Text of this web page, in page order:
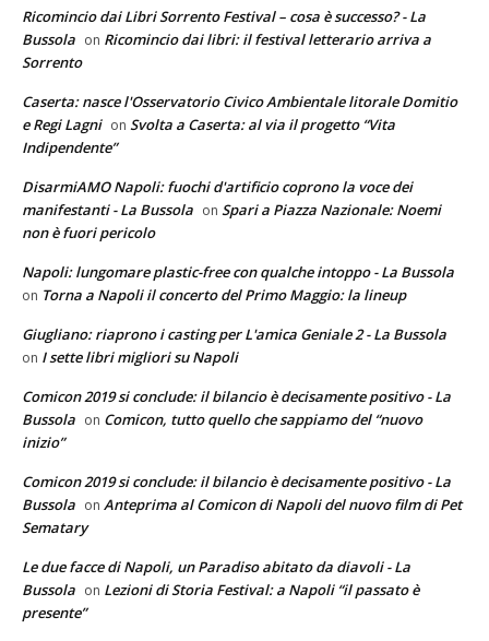
Ricomincio dai Libri Sorrento Festival – cosa è successo? - La
Bussola on Ricomincio dai libri: il festival letterario arriva a
Sorrento
Caserta: nasce l'Osservatorio Civico Ambientale litorale Domitio
e Regi Lagni on Svolta a Caserta: al via il progetto “Vita
Indipendente”
DisarmiAMO Napoli: fuochi d'artificio coprono la voce dei
manifestanti - La Bussola on Spari a Piazza Nazionale: Noemi
non è fuori pericolo
Napoli: lungomare plastic-free con qualche intoppo - La Bussola
on Torna a Napoli il concerto del Primo Maggio: la lineup
Giugliano: riaprono i casting per L'amica Geniale 2 - La Bussola
on I sette libri migliori su Napoli
Comicon 2019 si conclude: il bilancio è decisamente positivo - La
Bussola on Comicon, tutto quello che sappiamo del “nuovo
inizio”
Comicon 2019 si conclude: il bilancio è decisamente positivo - La
Bussola on Anteprima al Comicon di Napoli del nuovo film di Pet
Sematary
Le due facce di Napoli, un Paradiso abitato da diavoli - La
Bussola on Lezioni di Storia Festival: a Napoli “il passato è
presente”